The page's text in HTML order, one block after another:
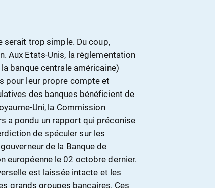
serait trop simple. Du coup,
Aux Etats-Unis, la règlementation
banque centrale américaine)
pour leur propre compte et
des banques bénéficient de
Uni, la Commission
a pondu un rapport qui préconise
de spéculer sur les
de la Banque de
européenne le 02 octobre dernier.
est laissée intacte et les
grands groupes bancaires. Ces